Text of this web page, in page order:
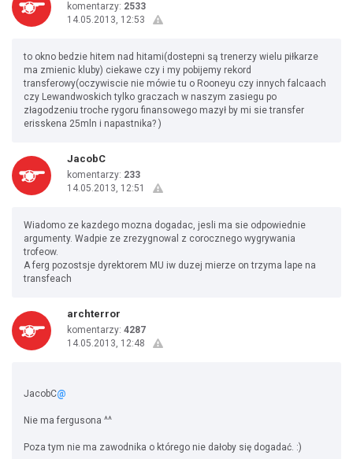
komentarzy: 2533
14.05.2013, 12:53
to okno bedzie hitem nad hitami(dostepni są trenerzy wielu piłkarze
ma zmienic kluby) ciekawe czy i my pobijemy rekord
transferowy(oczywiscie nie mówie tu o Rooneyu czy innych falcaach
czy Lewandwoskich tylko graczach w naszym zasiegu po
złagodzeniu troche rygoru finansowego mazył by mi sie transfer
erisskena 25mln i napastnika? )
JacobC
komentarzy: 233
14.05.2013, 12:51
Wiadomo ze kazdego mozna dogadac, jesli ma sie odpowiednie
argumenty. Wadpie ze zrezygnowal z corocznego wygrywania
trofeow.
A ferg pozostsje dyrektorem MU iw duzej mierze on trzyma lape na
transfeach
archterror
komentarzy: 4287
14.05.2013, 12:48
JacobC@
Nie ma fergusona ^^
Poza tym nie ma zawodnika o którego nie dałoby się dogadać. :)